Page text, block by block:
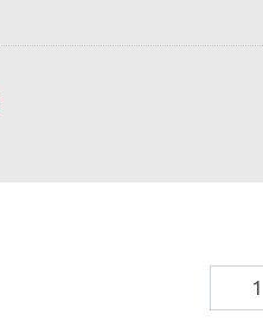
Bistrô